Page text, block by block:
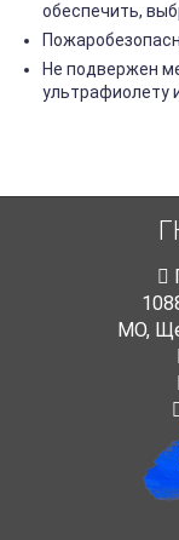
обеспечить,
Не подвержен
ультрафиолету
МО,